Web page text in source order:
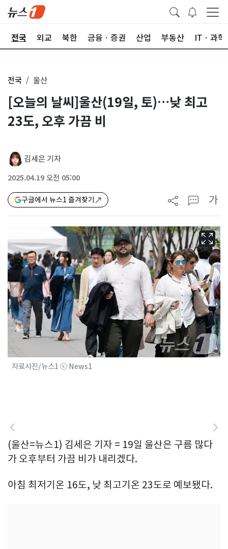
전국 외교 북한 금융ㆍ증권 산업 부동산 ITㆍ과학
전국 울산
[오늘의 날씨]울산(19일, 토)…낮 최고
23도, 오후 가끔 비
김세은 기자
2025.04.19 오전 05:00
구글에서 뉴스1 즐겨찾기 가
자료사진/뉴스1 ⓒ News1
(울산=뉴스1) 김세은 기자 = 19일 울산은 구름 많다
가 오후부터 가끔 비가 내리겠다.
아침 최저기온 16도, 낮 최고기온 23도로 예보됐다.